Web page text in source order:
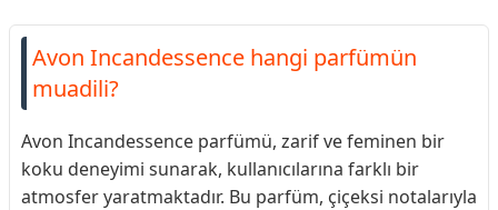
Avon Incandessence hangi parfümün
muadili?
Avon Incandessence parfümü, zarif ve feminen bir
koku deneyimi sunarak, kullanıcılarına farklı bir
atmosfer yaratmaktadır. Bu parfüm, çiçeksi notalarıyla